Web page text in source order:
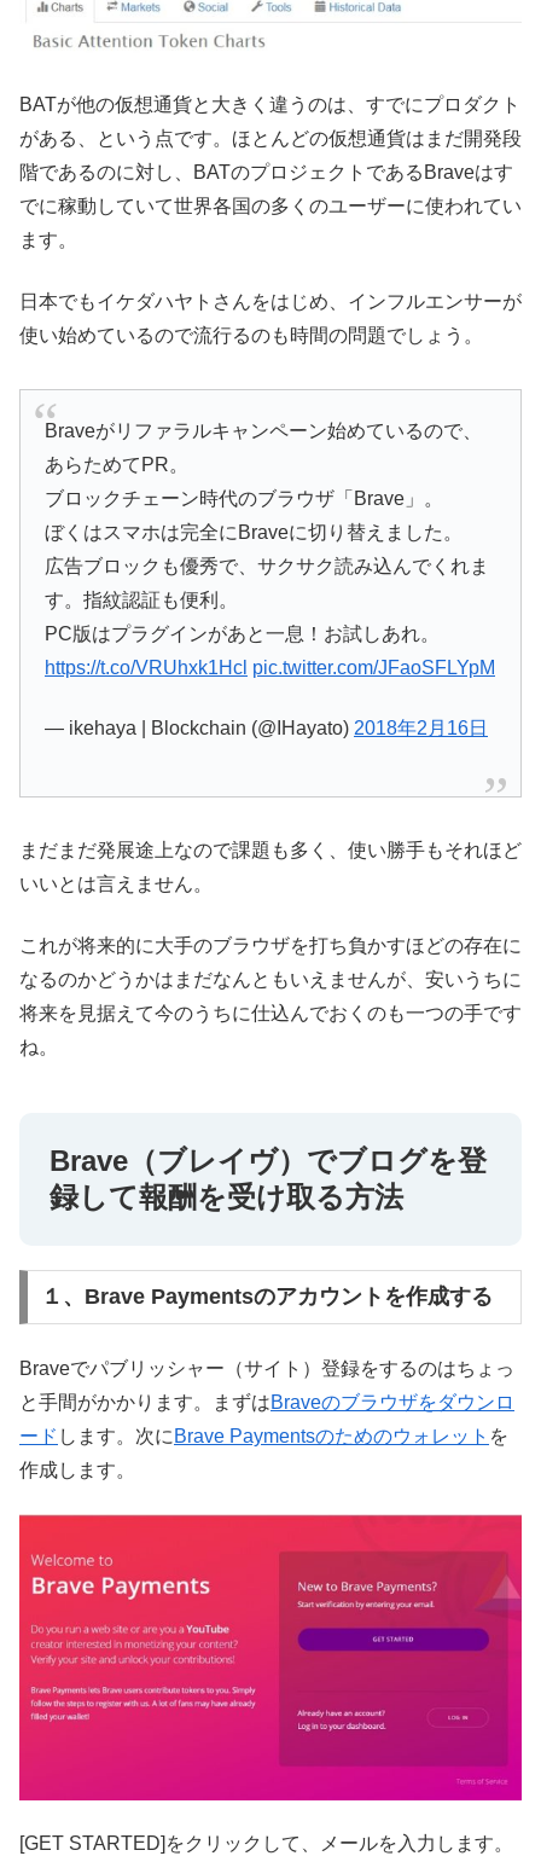
BATが他の仮想通貨と大きく違うのは、すでにプロダクト
がある、という点です。ほとんどの仮想通貨はまだ開発段
階であるのに対し、BATのプロジェクトであるBraveはす
でに稼動していて世界各国の多くのユーザーに使われてい
ます。
日本でもイケダハヤトさんをはじめ、インフルエンサーが
使い始めているので流行るのも時間の問題でしょう。
Braveがリファラルキャンペーン始めているので、
あらためてPR。
ブロックチェーン時代のブラウザ「Brave」。
ぼくはスマホは完全にBraveに切り替えました。
広告ブロックも優秀で、サクサク読み込んでくれま
す。指紋認証も便利。
PC版はプラグインがあと一息！お試しあれ。
https://t.co/VRUhxk1Hcl pic.twitter.com/JFaoSFLYpM
— ikehaya | Blockchain (@IHayato) 2018年2月16日
まだまだ発展途上なので課題も多く、使い勝手もそれほど
いいとは言えません。
これが将来的に大手のブラウザを打ち負かすほどの存在に
なるのかどうかはまだなんともいえませんが、安いうちに
将来を見据えて今のうちに仕込んでおくのも一つの手です
ね。
Brave（ブレイヴ）でブログを登
録して報酬を受け取る方法
１、Brave Paymentsのアカウントを作成する
Braveでパブリッシャー（サイト）登録をするのはちょっ
と手間がかかります。まずはBraveのブラウザをダウンロ
ード します。次に Brave Paymentsのためのウォレット を
作成します。
[GET STARTED]をクリックして、メールを入力します。